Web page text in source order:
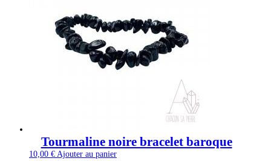
Tourmaline noire bracelet baroque
10,00 € Ajouter au panier